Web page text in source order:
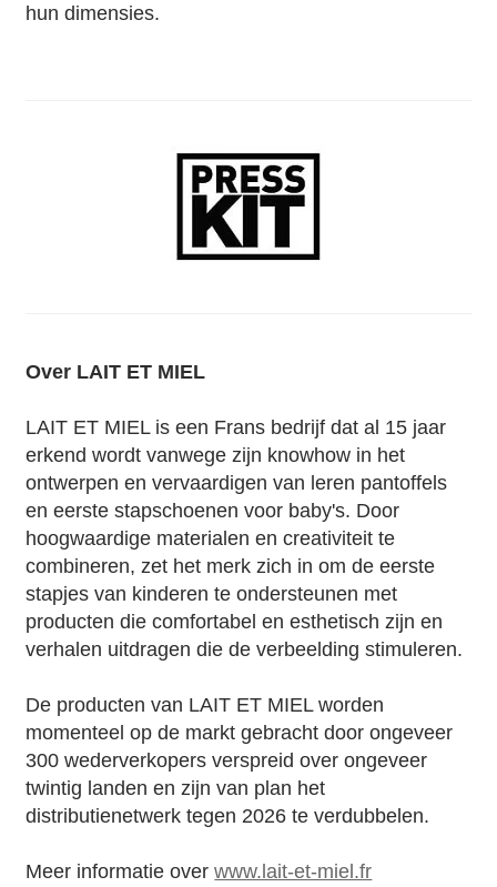
hun dimensies.
Over LAIT ET MIEL
LAIT ET MIEL is een Frans bedrijf dat al 15 jaar
erkend wordt vanwege zijn knowhow in het
ontwerpen en vervaardigen van leren pantoffels
en eerste stapschoenen voor baby's. Door
hoogwaardige materialen en creativiteit te
combineren, zet het merk zich in om de eerste
stapjes van kinderen te ondersteunen met
producten die comfortabel en esthetisch zijn en
verhalen uitdragen die de verbeelding stimuleren.
De producten van LAIT ET MIEL worden
momenteel op de markt gebracht door ongeveer
300 wederverkopers verspreid over ongeveer
twintig landen en zijn van plan het
distributienetwerk tegen 2026 te verdubbelen.
Meer informatie overwww.lait-et-miel.fr